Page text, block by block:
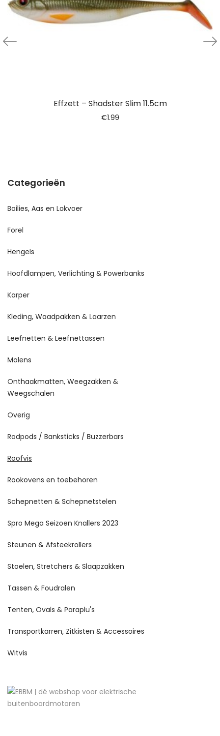
Effzett – Shadster Slim 11.5cm
€1.99
Categorieën
Boilies, Aas en Lokvoer
Forel
Hengels
Hoofdlampen, Verlichting & Powerbanks
Karper
Kleding, Waadpakken & Laarzen
Leefnetten & Leefnettassen
Molens
Onthaakmatten, Weegzakken &
Weegschalen
Overig
Rodpods / Banksticks / Buzzerbars
Roofvis
Rookovens en toebehoren
Schepnetten & Schepnetstelen
Spro Mega Seizoen Knallers 2023
Steunen & Afsteekrollers
Stoelen, Stretchers & Slaapzakken
Tassen & Foudralen
Tenten, Ovals & Paraplu's
Transportkarren, Zitkisten & Accessoires
Witvis